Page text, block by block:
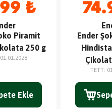
₺
Piramit
250 g
01.01.2028
Ekle
Ender
TETT: